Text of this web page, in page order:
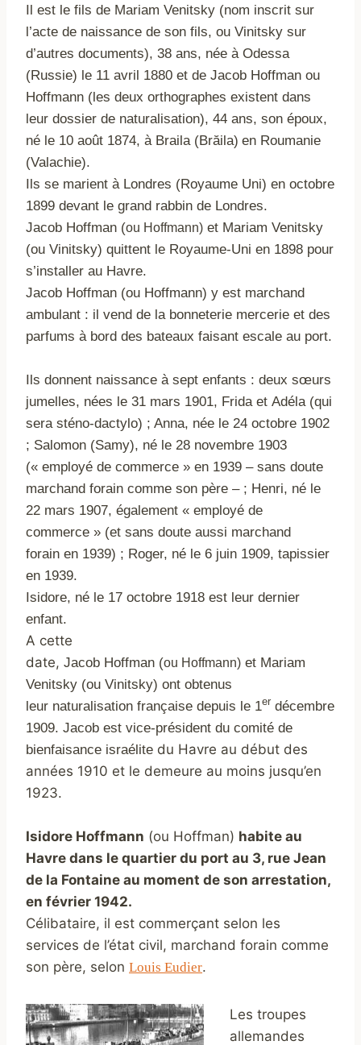
Il est le fils de Mariam Venitsky (nom inscrit sur
l’acte de naissance de son fils, ou Vinitsky sur
d’autres documents), 38 ans, née à Odessa
(Russie) le 11 avril 1880 et de Jacob Hoffman ou
Hoffmann (les deux orthographes existent dans
leur dossier de naturalisation), 44 ans, son époux,
né le 10 août 1874, à Braila (Brăila) en Roumanie
(Valachie).
Ils se marient à Londres (Royaume Uni) en octobre
1899 devant le grand rabbin de Londres.
Jacob Hoffman (ou Hoffmann) et Mariam Venitsky
(ou Vinitsky) quittent le Royaume-Uni en 1898 pour
s’installer au Havre.
Jacob Hoffman (ou Hoffmann) y est marchand
ambulant : il vend de la bonneterie mercerie et des
parfums à bord des bateaux faisant escale au port.
Ils donnent naissance à sept enfants : deux sœurs
jumelles, nées le 31 mars 1901, Frida et Adéla (qui
sera sténo-dactylo) ; Anna, née le 24 octobre 1902
; Salomon (Samy), né le 28 novembre 1903
(« employé de commerce » en 1939 – sans doute
marchand forain comme son père – ; Henri, né le
22 mars 1907, également « employé de
commerce » (et sans doute aussi marchand
forain en 1939) ; Roger, né le 6 juin 1909, tapissier
en 1939.
Isidore, né le 17 octobre 1918 est leur dernier
enfant.
A cette
date, Jacob Hoffman (ou Hoffmann) et Mariam
Venitsky (ou Vinitsky) ont obtenus
leur naturalisation française depuis le 1er décembre
1909. Jacob est vice-président du comité de
bienfaisance israélite du Havre au début des
années 1910 et le demeure au moins jusqu’en
1923.
Isidore Hoffmann (ou Hoffman) habite au
Havre dans le quartier du port au 3, rue Jean
de la Fontaine au moment de son arrestation,
en février 1942.
Célibataire, il est commerçant selon les
services de l’état civil, marchand forain comme
son père, selon Louis Eudier.
Les troupes
allemandes